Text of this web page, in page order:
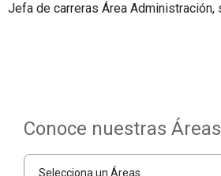
Jefa de carreras Área Administración,
Conoce nuestras Áreas